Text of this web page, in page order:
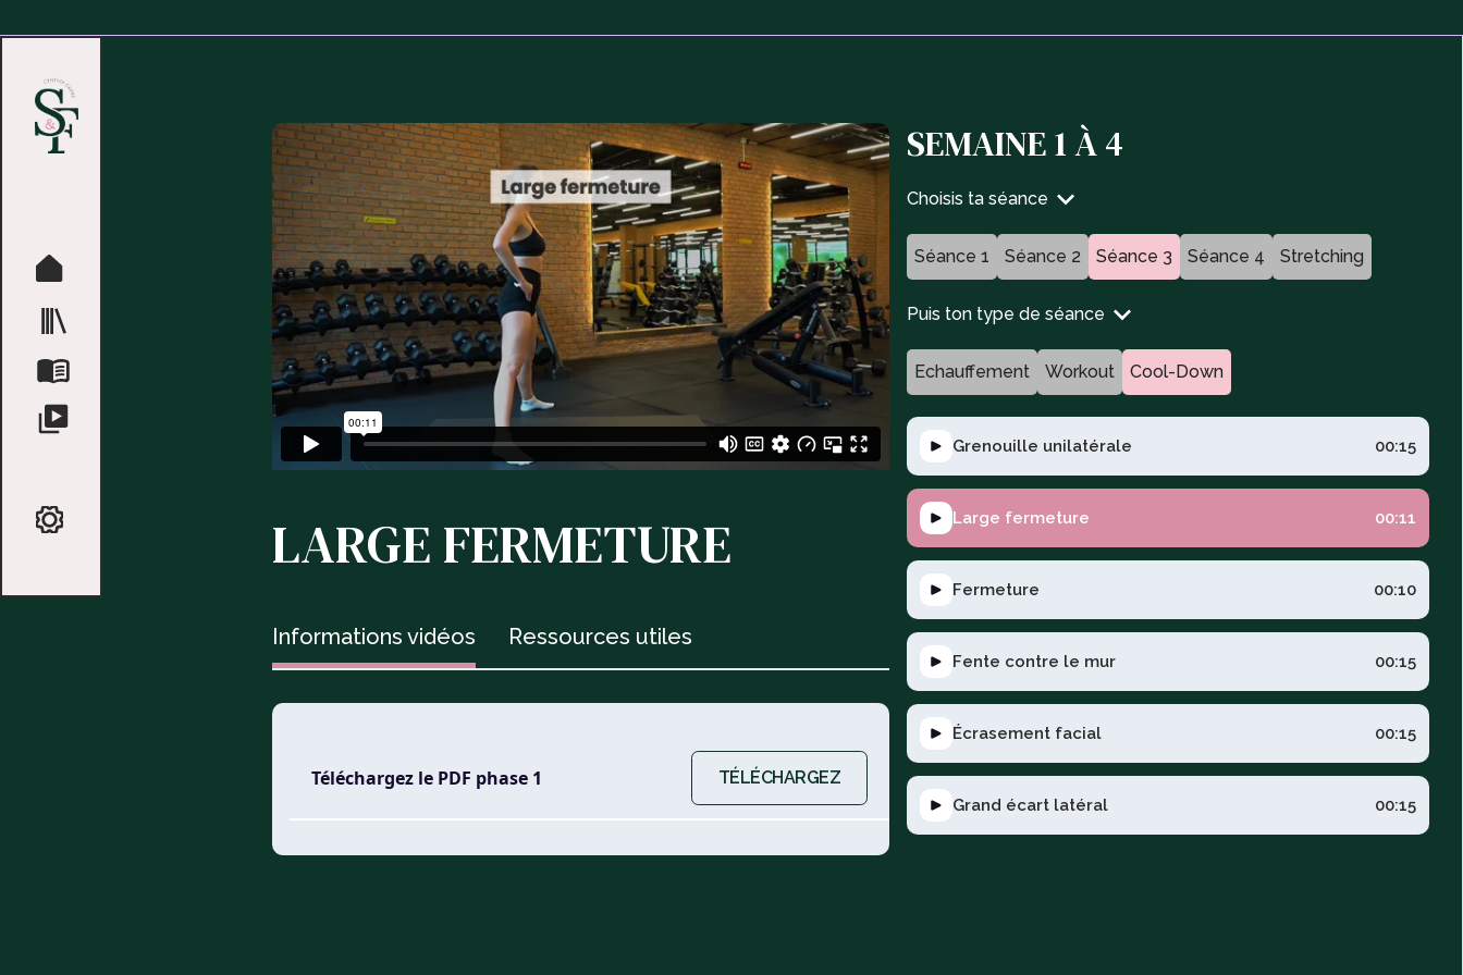
LARGE FERMETURE
Informations vidéos Ressources utiles
Téléchargez le PDF phase 1 TÉLÉCHARGEZ
SEMAINE 1 À 4
Choisis ta séance
Séance 1 Séance 2 Séance 3 Séance 4 Stretching
Puis ton type de séance
Echauffement Workout Cool-Down
Grenouille unilatérale 00:15
Large fermeture 00:11
Fermeture 00:10
Fente contre le mur 00:15
Écrasement facial 00:15
Grand écart latéral 00:15